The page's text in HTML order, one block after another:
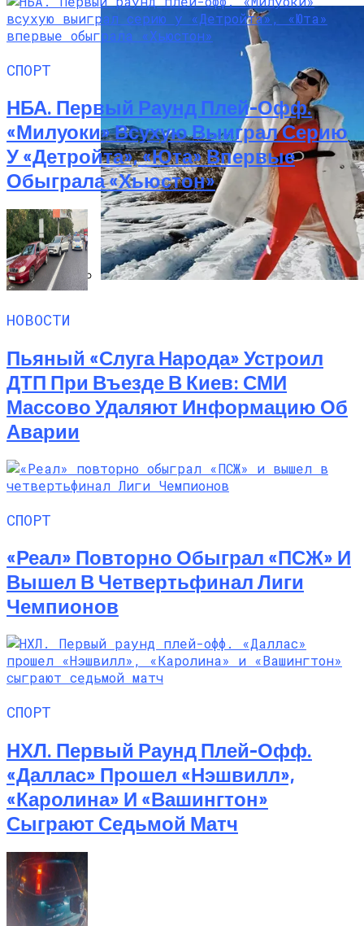
СПОРТ
НБА. Первый Раунд Плей-Офф.
«Милуоки» Всухую Выиграл Серию
У «Детройта», «Юта» Впервые
Обыграла «Хьюстон»
НОВОСТИ
Пьяный «слуга Народа» Устроил
ДТП При Въезде В Киев: СМИ
Массово Удаляют Информацию Об
Аварии
СПОРТ
«Реал» Повторно Обыграл «ПСЖ» И
Вышел В Четвертьфинал Лиги
Чемпионов
СПОРТ
НХЛ. Первый Раунд Плей-Офф.
«Даллас» Прошел «Нэшвилл»,
«Каролина» И «Вашингтон»
Сыграют Седьмой Матч